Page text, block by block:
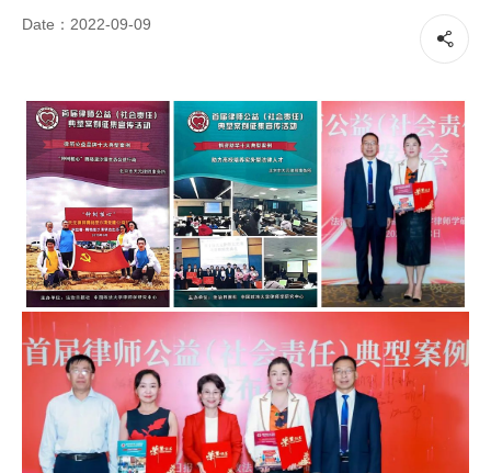
Date：2022-09-09